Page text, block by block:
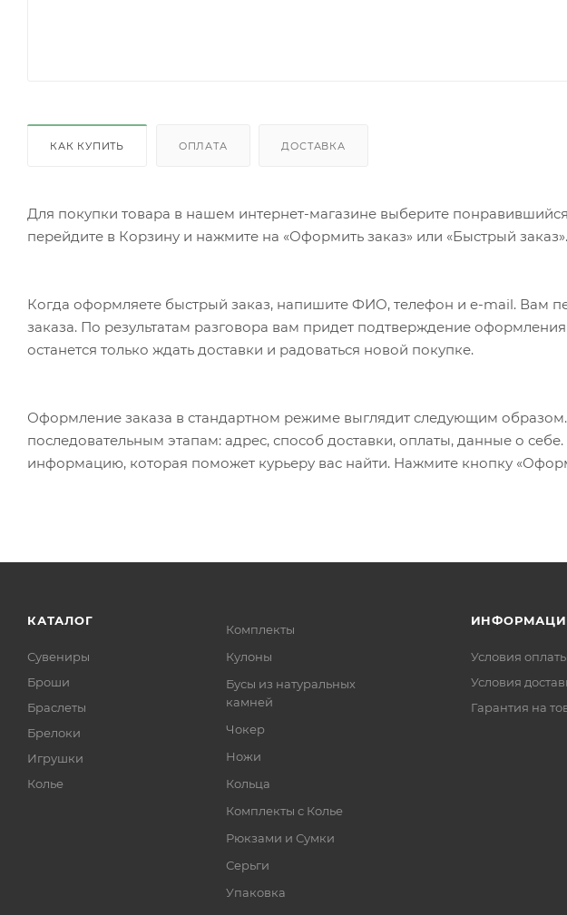
КАК КУПИТЬ ОПЛАТА ДОСТАВКА
Для покупки товара в нашем интернет-магазине выберите
перейдите в Корзину и нажмите на «Оформить заказ» или «Быстрый заказ».
Когда оформляете быстрый заказ, напишите ФИО, телефон и e-mail. Вам
заказа. По результатам разговора вам придет подтверждение
останется только ждать доставки и радоваться новой покупке.
Оформление заказа в стандартном режиме выглядит следующим
последовательным этапам: адрес, способ доставки, оплаты, данные о
информацию, которая поможет курьеру вас найти. Нажмите кнопку
КАТАЛОГ
Сувениры
Броши
Браслеты
Брелоки
Игрушки
Колье
Комплекты
Кулоны
Бусы из натуральных
камней
Чокер
Ножи
Кольца
Комплекты с Колье
Рюкзами и Сумки
Серьги
Упаковка
Условия оплаты
Условия
Гарантия на